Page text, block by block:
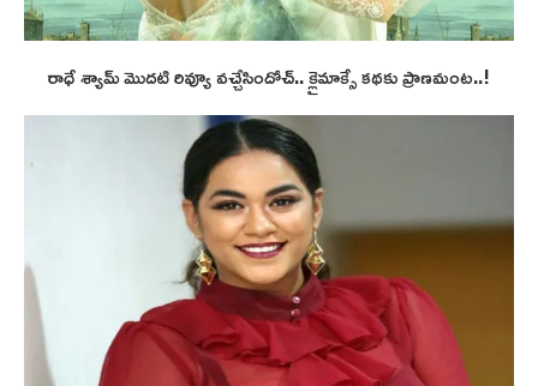
రాధే శ్యామ్ మొదటి రివ్యూ వచ్చేసిందోచ్.. క్లైమాక్సే కథకు ప్రాణమంట..!